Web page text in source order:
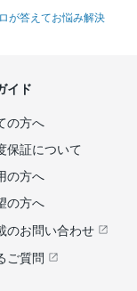
が答えてお悩み解決
イド
の方へ
保証について
の方へ
の方へ
のお問い合わせ
ご質問